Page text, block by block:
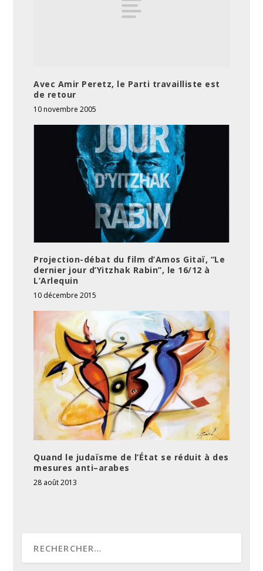
Avec Amir Peretz, le Parti travailliste est
de retour
10 novembre 2005
Projection-débat du film d’Amos Gitaï, “Le
dernier jour d’Yitzhak Rabin”, le 16/12 à
L’Arlequin
10 décembre 2015
Quand le judaïsme de l’État se réduit à des
mesures anti–arabes
28 août 2013